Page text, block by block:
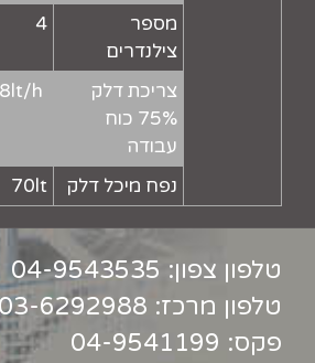
מספר
צילנדרים
4
צריכת דלק
75% כוח
עבודה
נפח מיכל דלק 70lt
טלפון צפון: 04-9543535
טלפון מרכז: 6292988
פקס: 04-9541199